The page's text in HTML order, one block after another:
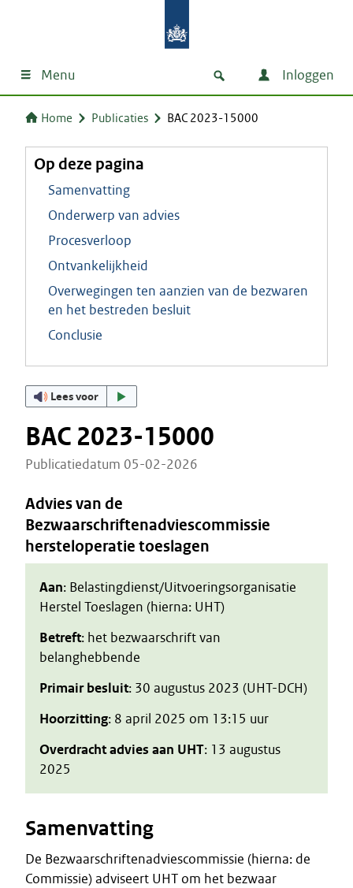
Menu Inloggen
Home Publicaties BAC 2023-15000
Op deze pagina
Samenvatting
Onderwerp van advies
Procesverloop
Ontvankelijkheid
Overwegingen ten aanzien van de bezwaren
en het bestreden besluit
Conclusie
Lees voor
BAC 2023-15000
Publicatiedatum 05-02-2026
Advies van de
Bezwaarschriftenadviescommissie
hersteloperatie toeslagen
Aan: Belastingdienst/Uitvoeringsorganisatie
Herstel Toeslagen (hierna: UHT)
Betreft: het bezwaarschrift van
belanghebbende
Primair besluit: 30 augustus 2023 (UHT-DCH)
Hoorzitting: 8 april 2025 om 13:15 uur
Overdracht advies aan UHT: 13 augustus
2025
Samenvatting
De Bezwaarschriftenadviescommissie (hierna: de
Commissie) adviseert UHT om het bezwaar